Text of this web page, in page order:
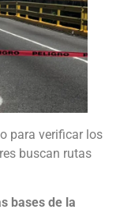
para verificar los
buscan rutas
bases de la